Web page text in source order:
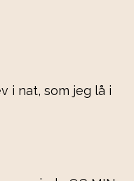
i nat, som jeg lå i